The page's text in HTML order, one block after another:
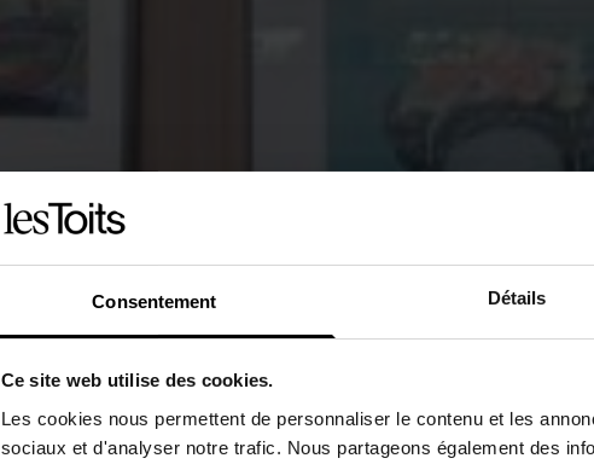
Consentement Détails
Ce site web utilise des cookies.
Les cookies nous permettent de personnaliser le contenu et les
sociaux et d'analyser notre trafic. Nous partageons également des